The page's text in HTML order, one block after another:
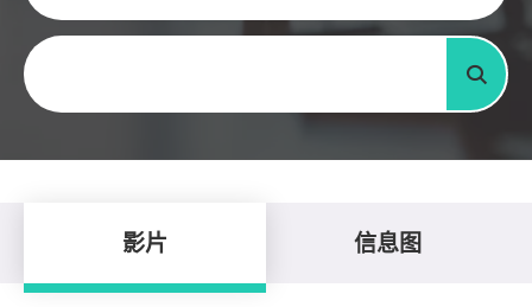
关键字
搜寻
影片 信息图